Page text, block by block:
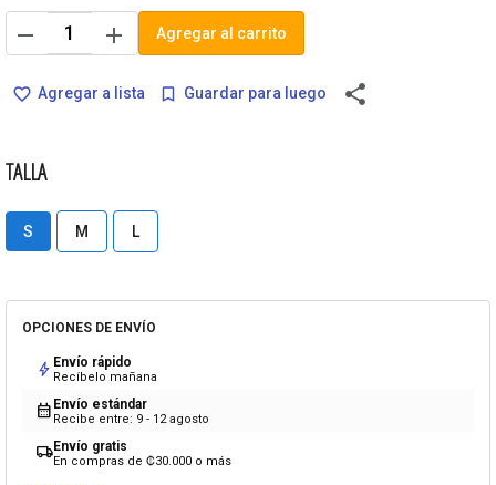
remove add Agregar al carrito
favorite_border Agregar a lista bookmark_border Guardar para luego share
TALLA
S M L
OPCIONES DE ENVÍO
bolt Envío rápido
Recíbelo mañana
calendar_month Envío estándar
Recibe entre: 9 - 12 agosto
local_shippingEnvío gratis
En compras de ₡30.000 o más